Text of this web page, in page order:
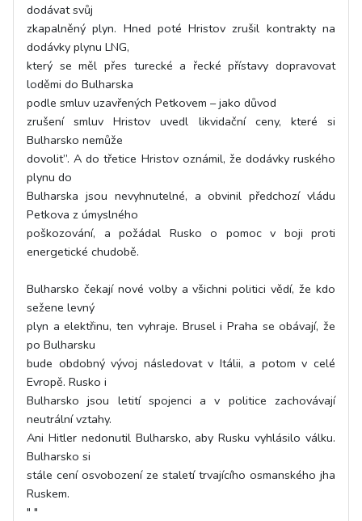
dodávat svůj
zkapalněný plyn. Hned poté Hristov zrušil kontrakty na
dodávky plynu LNG,
který se měl přes turecké a řecké přístavy dopravovat
loděmi do Bulharska
podle smluv uzavřených Petkovem – jako důvod
zrušení smluv Hristov uvedl likvidační ceny, které si
Bulharsko nemůže
dovolit”. A do třetice Hristov oznámil, že dodávky ruského
plynu do
Bulharska jsou nevyhnutelné, a obvinil předchozí vládu
Petkova z úmyslného
poškozování, a požádal Rusko o pomoc v boji proti
energetické chudobě.
Bulharsko čekají nové volby a všichni politici vědí, že kdo
sežene levný
plyn a elektřinu, ten vyhraje. Brusel i Praha se obávají, že
po Bulharsku
bude obdobný vývoj následovat v Itálii, a potom v celé
Evropě. Rusko i
Bulharsko jsou letití spojenci a v politice zachovávají
neutrální vztahy.
Ani Hitler nedonutil Bulharsko, aby Rusku vyhlásilo válku.
Bulharsko si
stále cení osvobození ze staletí trvajícího osmanského jha
Ruskem.
" "